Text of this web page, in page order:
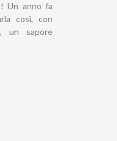
Un anno fa
così, con
un sapore